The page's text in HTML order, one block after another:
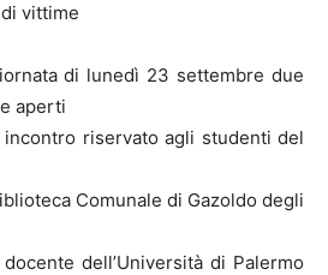
vittime
di lunedì 23 settembre due
aperti
riservato agli studenti del
Comunale di Gazoldo degli
dell’Università di Palermo